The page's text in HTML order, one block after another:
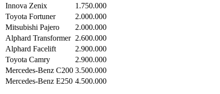
Innova Zenix
1.750.000
Toyota Fortuner
2.000.000
Mitsubishi Pajero
2.000.000
Alphard Transformer 2.600.000
Alphard Facelift
2.900.000
Toyota Camry
2.900.000
Mercedes-Benz C200 3.500.000
Mercedes-Benz E250 4.500.000